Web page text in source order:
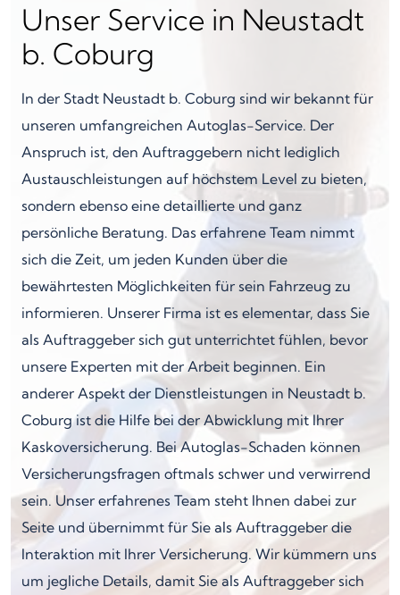
Unser Service in Neustadt
b. Coburg
In der Stadt Neustadt b. Coburg sind wir bekannt für
unseren umfangreichen Autoglas-Service. Der
Anspruch ist, den Auftraggebern nicht lediglich
Austauschleistungen auf höchstem Level zu bieten,
sondern ebenso eine detaillierte und ganz
persönliche Beratung. Das erfahrene Team nimmt
sich die Zeit, um jeden Kunden über die
bewährtesten Möglichkeiten für sein Fahrzeug zu
informieren. Unserer Firma ist es elementar, dass Sie
als Auftraggeber sich gut unterrichtet fühlen, bevor
unsere Experten mit der Arbeit beginnen. Ein
anderer Aspekt der Dienstleistungen in Neustadt b.
Coburg ist die Hilfe bei der Abwicklung mit Ihrer
Kaskoversicherung. Bei Autoglas-Schaden können
Versicherungsfragen oftmals schwer und verwirrend
sein. Unser erfahrenes Team steht Ihnen dabei zur
Seite und übernimmt für Sie als Auftraggeber die
Interaktion mit Ihrer Versicherung. Wir kümmern uns
um jegliche Details, damit Sie als Auftraggeber sich